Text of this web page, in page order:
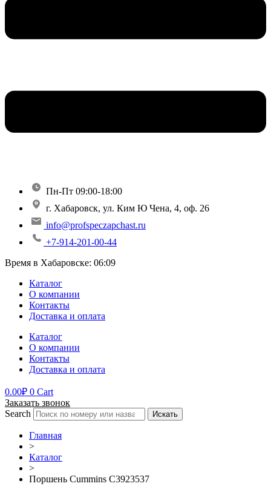
Пн-Пт 09:00-18:00
г. Хабаровск, ул. Ким Ю Чена, 4, оф. 26
info@profspeczapchast.ru
+7-914-201-00-44
Время в Хабаровске: 06:09
Каталог
О компании
Контакты
Доставка и оплата
Каталог
О компании
Контакты
Доставка и оплата
0.00₽ 0 Cart
Заказать звонок
Search
Искать
Главная
>
Каталог
>
Поршень Cummins C3923537